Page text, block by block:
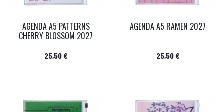
AGENDA A5 PATTERNS
CHERRY BLOSSOM 2027
Prix
25,50 €
AGENDA A5 RAMEN 2027
Prix
25,50 €